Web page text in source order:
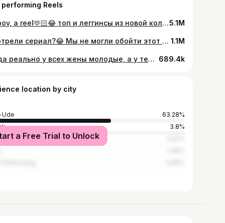
performing Reels
не pov, а reel🫶🏻😂 топ и леггинсы из новой коллекции @bonafideru промо на 30% скидку “gudueva30”5.1M
Смотрели сериал?😂 Мы не могли обойти этот тренд на самый популярный сериал года🔥🙈 Как вам? UPD: миллион вопросов про костюм - это самый офигенный костюм в стиле ретро от любимого бренда @suborbia.ru 1.1M
Когда реально у всех жены молодые, а у тебя - ровесница😝 689.4k
location by city
Ude
63.28%
3.8%
a Free Trial to Unlock